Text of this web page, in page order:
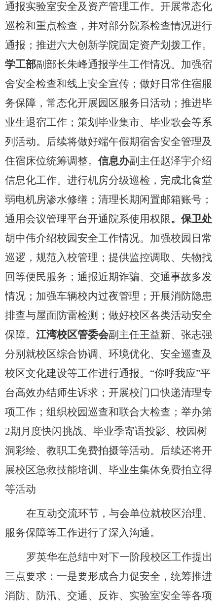
通报实验室安全及资产管理工作。开展常态化
巡检和重点检查，并对部分院系检查情况进行
通报；推进六大创新学院固定资产划拨工作。
学工部副部长朱峰通报学生工作情况。加强宿
舍安全检查和线上安全宣传；做好日常住宿服
务保障，常态化开展园区服务日活动；推进毕
业生退宿工作；策划毕业集市、毕业歌会等系
列活动。后续将做好端午假期宿舍安全管理及
住宿床位统筹调整。信息办副主任赵泽宇介绍
信息化工作。 进行机房分级巡检 ，完成北食堂
弱电机房渗水修缮；清理长期闲置邮箱账号；
通用会议管理平台开通院系使用权限。保卫处
胡中伟介绍校园安全工作情况。 加强校园日常
巡逻，规范入校管理 ；提供监控调取、失物找
回等便民服务； 通报近期诈骗、交通事故多发
情况；加强车辆校内过夜管理；开展消防隐患
排查与屋面防雷检测；做好校区各类活动安全
保障。 江湾校区管委会副主任王益新、张志强
分别就校区综合协调、环境优化、安全巡查及
校区文化建设等工作进行通报。“你呼我应”平
台高效办结师生诉求；开展校门口快递清理专
项工作； 组织校园巡查和联合大检查； 举办第
2期月度快闪挑战、 毕业季寄语投影、校园树
洞彩绘、教职工免费拍摄等活动。后续还将开
展校区急救技能培训、毕业生集体免费拍立得
等活动
在互动交流环节，与会单位就校区治理、
服务保障等工作进行了深入沟通。
罗英华在总结中对下一阶段校区工作提出
三点要求： 一是要形成合力促安全，统筹推进
消防、防汛、交通、反诈、实验室安全等各项